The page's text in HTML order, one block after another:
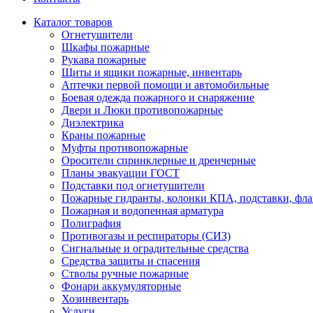
Каталог товаров
Огнетушители
Шкафы пожарные
Рукава пожарные
Щиты и ящики пожарные, инвентарь
Аптечки первой помощи и автомобильные
Боевая одежда пожарного и снаряжение
Двери и Люки противопожарные
Диэлектрика
Краны пожарные
Муфты противопожарные
Оросители спринклерные и дренчерные
Планы эвакуации ГОСТ
Подставки под огнетушители
Пожарные гидранты, колонки КПА, подставки,
Пожарная и водопенная арматура
Полиграфия
Противогазы и респираторы (СИЗ)
Сигнальные и оградительные средства
Средства защиты и спасения
Стволы ручные пожарные
Фонари аккумуляторные
Хозинвентарь